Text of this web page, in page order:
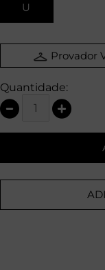
U
Provador
Quantidade: